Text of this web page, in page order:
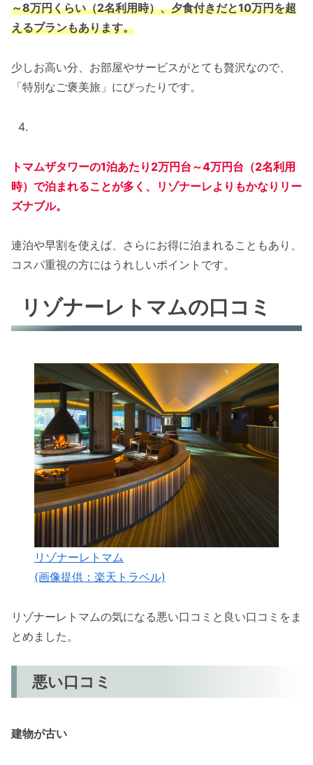
～8万円くらい（2名利用時）、夕食付きだと10万円を超
えるプランもあります。
少しお高い分、お部屋やサービスがとても贅沢なので、
「特別なご褒美旅」にぴったりです。
トマムザタワーの1泊あたり2万円台～4万円台（2名利用
時）で泊まれることが多く、リゾナーレよりもかなりリー
ズナブル。
連泊や早割を使えば、さらにお得に泊まれることもあり、
コスパ重視の方にはうれしいポイントです。
リゾナーレトマムの口コミ
リゾナーレトマム
(画像提供：楽天トラベル)
リゾナーレトマムの気になる悪い口コミと良い口コミをま
とめました。
悪い口コミ
建物が古い